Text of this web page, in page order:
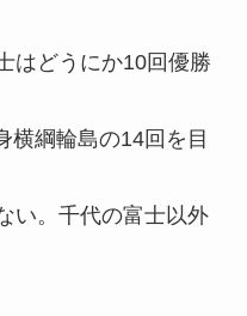
はどうにか10回優勝
横綱輪島の14回を目
い。千代の富士以外